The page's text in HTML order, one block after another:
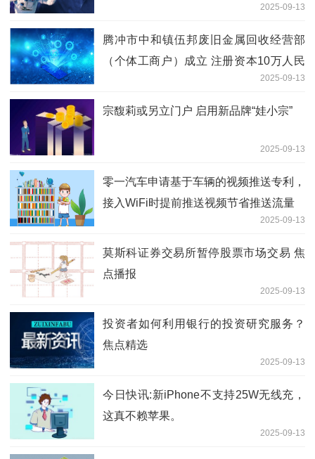
2025-09-13
腾冲市中和镇伍邦废旧金属回收经营部
（个体工商户）成立 注册资本10万人民
2025-09-13
宗馥莉或另立门户 启用新品牌“娃小宗”
2025-09-13
零一汽车申请基于车辆的视频推送专利，
接入WiFi时提前推送视频节省推送流量
2025-09-13
莫斯科证券交易所暂停股票市场交易 焦
点播报
2025-09-13
投资者如何利用银行的投资研究服务？
焦点精选
2025-09-13
今日快讯:新iPhone不支持25W无线充，
这真不赖苹果。
2025-09-13